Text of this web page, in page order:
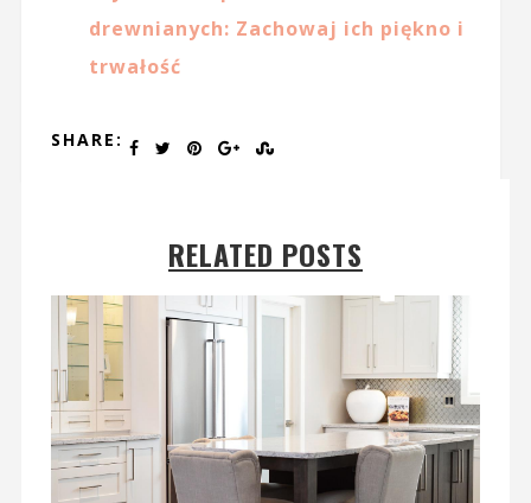
drewnianych: Zachowaj ich piękno i
trwałość
SHARE:
RELATED POSTS